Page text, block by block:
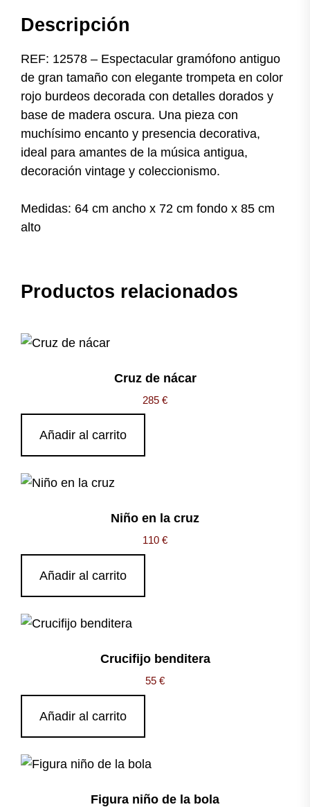
Descripción
REF: 12578 – Espectacular gramófono antiguo
de gran tamaño con elegante trompeta en color
rojo burdeos decorada con detalles dorados y
base de madera oscura. Una pieza con
muchísimo encanto y presencia decorativa,
ideal para amantes de la música antigua,
decoración vintage y coleccionismo.
Medidas: 64 cm ancho x 72 cm fondo x 85 cm
alto
Productos relacionados
Cruz de nácar
285 €
Añadir al carrito
Niño en la cruz
110 €
Añadir al carrito
Crucifijo benditera
55 €
Añadir al carrito
Figura niño de la bola